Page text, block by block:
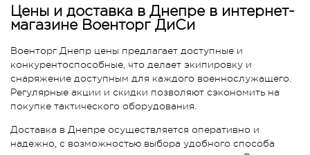
Цены и доставка в Днепре в интернет-
магазине Военторг ДиСи
Военторг Днепр цены предлагает доступные и
конкурентоспособные, что делает экипировку и
снаряжение доступным для каждого военнослужащего.
Регулярные акции и скидки позволяют сэкономить на
покупке тактического оборудования.
Доставка в Днепре осуществляется оперативно и
надежно, с возможностью выбора удобного способа